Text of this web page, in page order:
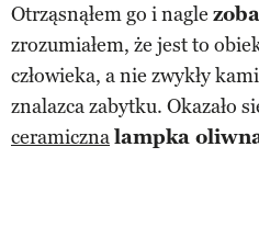
Otrząsnąłem go i nagle
zrozumiałem, że jest to
człowieka, a nie zwykły
znalazca zabytku. Okazało
ceramicznalampka